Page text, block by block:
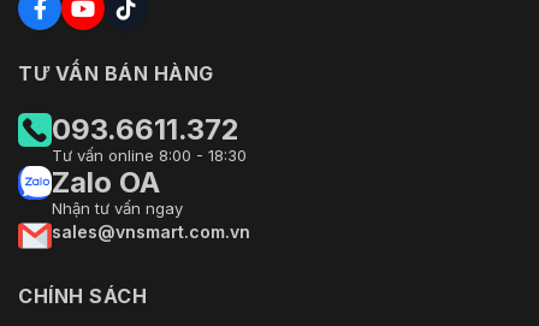
Sự chấp thuận
47 CFR Phần 15, Tiểu phần B; EN 55032: 2015,
4: 2011 +A1: 2014; AS/NZS CISPR 32: 2015; ICES-
003: Số 6, 2016; KN 32: 2015, KN 35: 2015
Sự an
toàn
2:2013, EN 60950-1:2005 + Am 1:2009 + Am
2:2013, IS 13252(Phần 1):2010+A1: 2013+A2:2015
Môi
trường
TƯ VẤN BÁN HÀNG
093.6611.372
Tư vấn online 8:00 - 18:30
Zalo OA
Nhận tư vấn ngay
sales@vnsmart.com.vn
CHÍNH SÁCH